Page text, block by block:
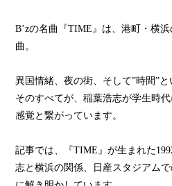
B’zの名曲『TIME』は、港町・横
曲。
異国情緒、夜の街、そして”時間”
そのすべてが、稲葉浩志が学生時
感覚と繋がっています。
記事では、『TIME』が生まれた
志と横浜の関係、日産スタジアム